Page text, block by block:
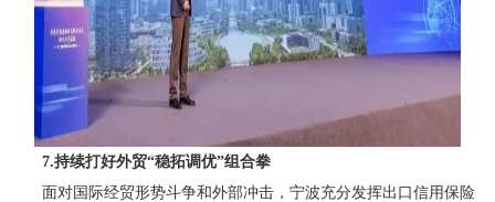
7.持续打好外贸“稳拓调优”组合拳
面对国际经贸形势斗争和外部冲击，宁波充分发挥出口信用保险